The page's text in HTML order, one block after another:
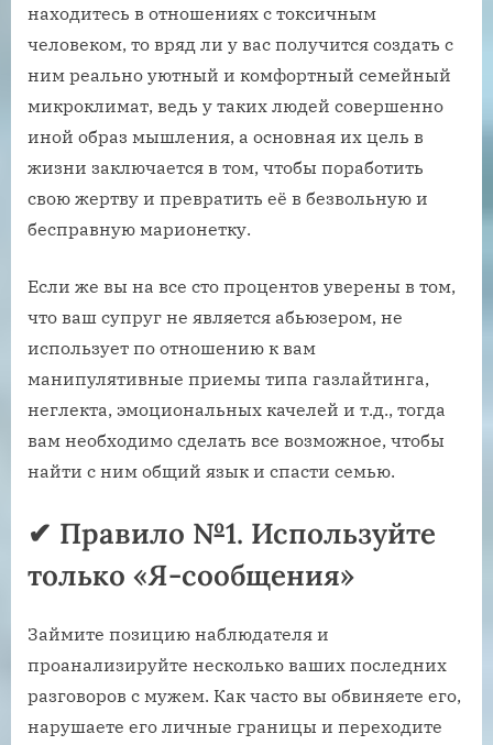
находитесь в отношениях с токсичным
человеком, то вряд ли у вас получится создать с
ним реально уютный и комфортный семейный
микроклимат, ведь у таких людей совершенно
иной образ мышления, а основная их цель в
жизни заключается в том, чтобы поработить
свою жертву и превратить её в безвольную и
бесправную марионетку.
Если же вы на все сто процентов уверены в том,
что ваш супруг не является абьюзером, не
использует по отношению к вам
манипулятивные приемы типа газлайтинга,
неглекта, эмоциональных качелей и т.д., тогда
вам необходимо сделать все возможное, чтобы
найти с ним общий язык и спасти семью.
✔ Правило №1. Используйте
только «Я-сообщения»
Займите позицию наблюдателя и
проанализируйте несколько ваших последних
разговоров с мужем. Как часто вы обвиняете его,
нарушаете его личные границы и переходите